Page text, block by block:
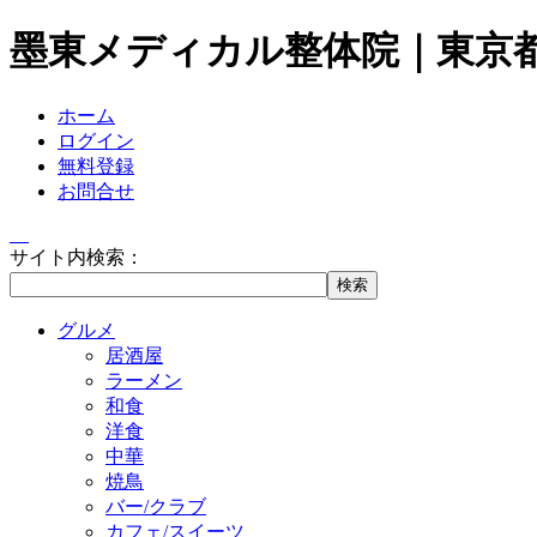
墨東メディカル整体院｜東京
ホーム
ログイン
無料登録
お問合せ
サイト内検索：
グルメ
居酒屋
ラーメン
和食
洋食
中華
焼鳥
バー/クラブ
カフェ/スイーツ